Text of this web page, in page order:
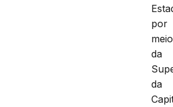
por
meio
da
da